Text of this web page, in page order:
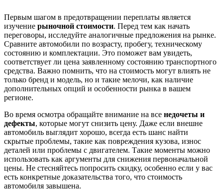
Первым шагом в предотвращении переплаты является
изучение рыночной стоимости. Перед тем как начать
переговоры, исследуйте аналогичные предложения на рынке.
Сравните автомобили по возрасту, пробегу, техническому
состоянию и комплектации. Это поможет вам увидеть,
соответствует ли цена заявленному состоянию транспортного
средства. Важно помнить, что на стоимость могут влиять не
только бренд и модель, но и такие мелочи, как наличие
дополнительных опций и особенности рынка в вашем
регионе.
Во время осмотра обращайте внимание на все недочеты и
дефекты, которые могут снизить цену. Даже если внешне
автомобиль выглядит хорошо, всегда есть шанс найти
скрытые проблемы, такие как повреждения кузова, износ
деталей или проблемы с двигателем. Такие моменты можно
использовать как аргументы для снижения первоначальной
цены. Не стесняйтесь попросить скидку, особенно если у вас
есть конкретные доказательства того, что стоимость
автомобиля завышена.